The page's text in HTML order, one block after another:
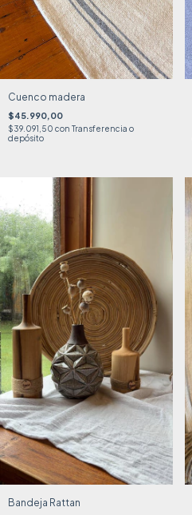
Cuenco madera
$45.990,00
$39.091,50 con Transferencia o
depósito
Bandeja Rattan